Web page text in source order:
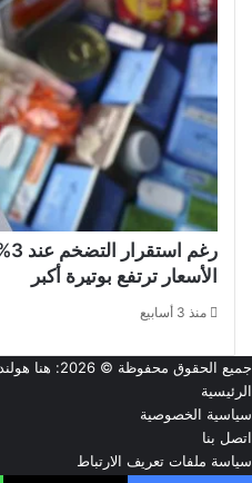
الأسعار ترتفع بوتيرة أكبر
منذ 3 أسابيع
جميع الحقوق محفوظة © 2026:
هنا
الرئيسية
سياسية الخصوصية
اتصل بنا
سياسة ملفات تعريف الارتباط